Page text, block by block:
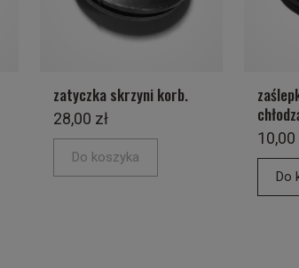
zatyczka skrzyni korb.
28,00 zł
Do koszyka
10,00
Do